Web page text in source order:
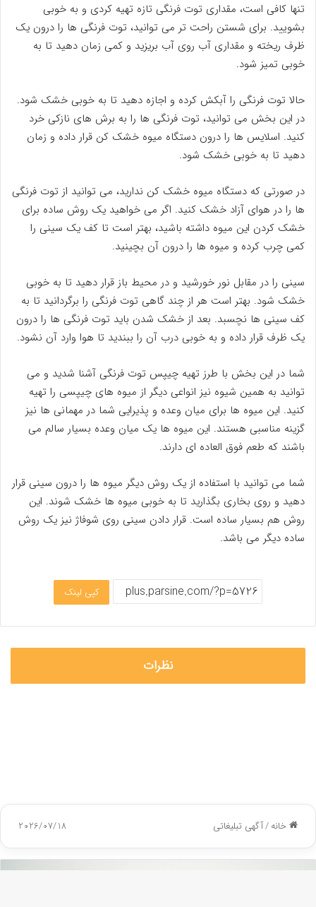
تنها کافی است، مقداری توت فرنگی تازه تهیه کردی و به خوبی
بشویید. برای شستن راحت تر می توانید، توت فرنگی ها را درون یک
ظرف ریخته و مقداری آب روی آب بریزید و کمی زمان دهید تا به
خوبی تمیز شود.
حالا توت فرنگی را آبکش کرده و اجازه دهید تا به خوبی خشک شود.
در این بخش می توانید، توت فرنگی ها را به برش های نازکی خرد
کنید. اسلایس ها را درون دستگاه میوه خشک کن قرار داده و زمان
دهید تا به خوبی خشک شود.
در صورتی که دستگاه میوه خشک کن ندارید، می توانید از توت فرنگی
ها را در هوای آزاد خشک کنید. اگر می خواهید یک روش ساده برای
خشک کردن این میوه داشته باشید، بهتر است تا کف یک سینی را
کمی چرب کرده و میوه ها را درون آن بچینید.
سینی را در مقابل نور خورشید و در محیط باز قرار دهید تا به خوبی
خشک شود. بهتر است هر از چند گاهی توت فرنگی را برگردانید تا به
کف سینی ها نچسبد. بعد از خشک شدن باید توت فرنگی ها را درون
یک ظرف قرار داده و به خوبی درب آن را ببندید تا هوا وارد آن نشود.
شما در این بخش با طرز تهیه چیپس توت فرنگی آشنا شدید و می
توانید به همین شیوه نیز انواعی دیگر از میوه های چیپسی را تهیه
کنید. این میوه ها برای میان وعده و پذیرایی شما در مهمانی ها نیز
گزینه مناسبی هستند. این میوه ها یک میان وعده بسیار سالم می
باشند که طعم فوق العاده ای دارند.
شما می توانید با استفاده از یک روش دیگر میوه ها را درون سینی قرار
دهید و روی بخاری بگذارید تا به خوبی میوه ها خشک شوند. این
روش هم بسیار ساده است. قرار دادن سینی روی شوفاژ نیز یک روش
ساده دیگر می باشد.
کپی لینک
نظرات